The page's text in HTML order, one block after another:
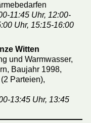
11:45 Uhr, 12:00-
Uhr, 15:15-16:00
Witten
und Warmwasser,
Baujahr 1998,
Parteien),
13:45 Uhr, 13:45